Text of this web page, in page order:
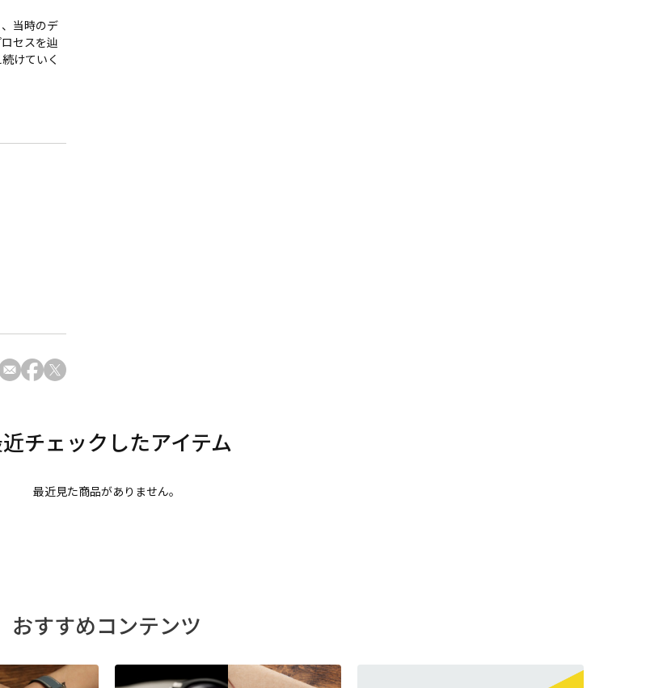
当時のデ
セスを辿
けていく
最近見た商品がありません。
おすすめコンテンツ